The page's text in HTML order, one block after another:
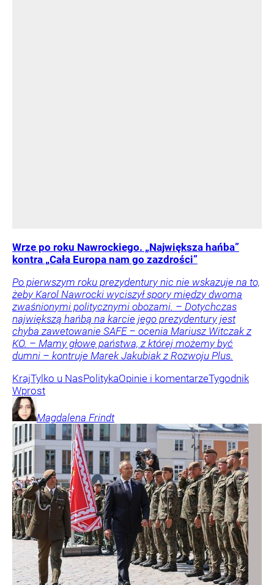
Wrze po roku Nawrockiego. „Największa hańba”
kontra „Cała Europa nam go zazdrości”
Po pierwszym roku prezydentury nic nie wskazuje na to,
żeby Karol Nawrocki wyciszył spory między dwoma
zwaśnionymi politycznymi obozami. – Dotychczas
największą hańbą na karcie jego prezydentury jest
chyba zawetowanie SAFE – ocenia Mariusz Witczak z
KO. – Mamy głowę państwa, z której możemy być
dumni – kontruje Marek Jakubiak z Rozwoju Plus.
KrajTylko u NasPolitykaOpinie i komentarzeTygodnik
Wprost
Magdalena Frindt